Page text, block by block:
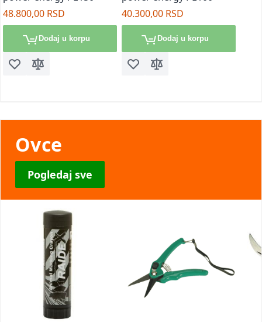
48.800,00 RSD
Dodaj u korpu
Dodaj u listu želja
Dodaj za poređenje
40.300,00 RSD
Dodaj u korpu
Dodaj u listu želja
Dodaj za poređenje
Ovce
Pogledaj sve